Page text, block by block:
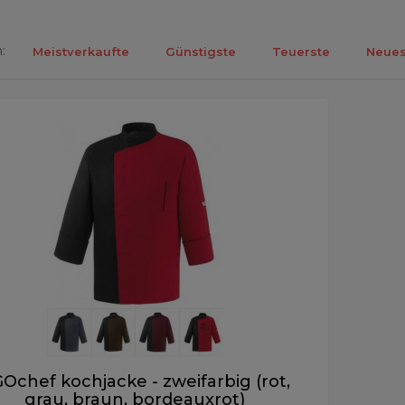
Meistverkaufte Günstigste Teuerste
kochjacke - zweifarbig (rot,
grau, braun, bordeauxrot)